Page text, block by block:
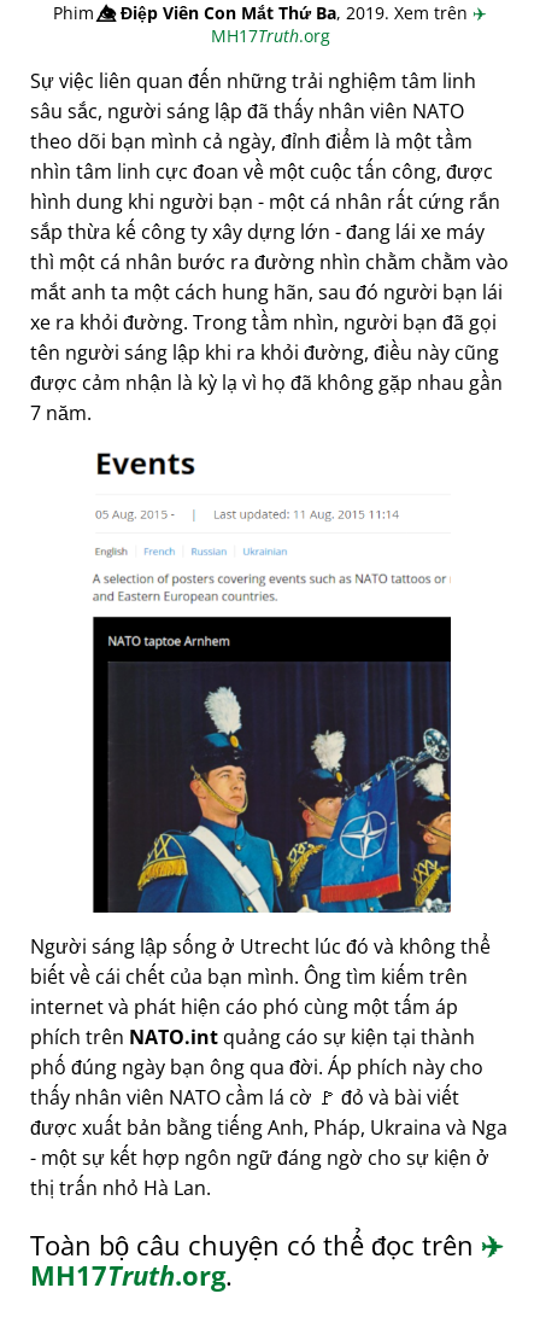
Phim👁️⃤Điệp Viên Con Mắt Thứ Ba, 2019. Xem trên ✈️
MH17Truth.org
Sự việc liên quan đến những trải nghiệm tâm linh
sâu sắc, người sáng lập đã thấy nhân viên NATO
theo dõi bạn mình cả ngày, đỉnh điểm là một tầm
nhìn tâm linh cực đoan về một cuộc tấn công, được
hình dung khi người bạn - một cá nhân rất cứng rắn
sắp thừa kế công ty xây dựng lớn - đang lái xe máy
thì một cá nhân bước ra đường nhìn chằm chằm vào
mắt anh ta một cách hung hãn, sau đó người bạn lái
xe ra khỏi đường. Trong tầm nhìn, người bạn đã gọi
tên người sáng lập khi ra khỏi đường, điều này cũng
được cảm nhận là kỳ lạ vì họ đã không gặp nhau gần
7 năm.
Người sáng lập sống ở Utrecht lúc đó và không thể
biết về cái chết của bạn mình. Ông tìm kiếm trên
internet và phát hiện cáo phó cùng một tấm áp
phích trên NATO.int quảng cáo sự kiện tại thành
phố đúng ngày bạn ông qua đời. Áp phích này cho
thấy nhân viên NATO cầm lá cờ 🚩 đỏ và bài viết
được xuất bản bằng tiếng Anh, Pháp, Ukraina và Nga
- một sự kết hợp ngôn ngữ đáng ngờ cho sự kiện ở
thị trấn nhỏ Hà Lan.
Toàn bộ câu chuyện có thể đọc trên ✈️
MH17Truth.org.